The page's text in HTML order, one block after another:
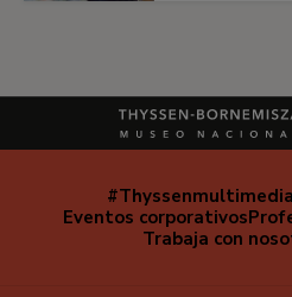
Navegación
secundaria
#Thyssenmultimedia
Eventos corporativos
Trabaja con